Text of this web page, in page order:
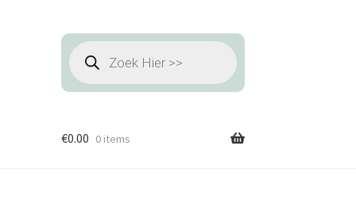
Producten
zoeken
€0.00 0 items